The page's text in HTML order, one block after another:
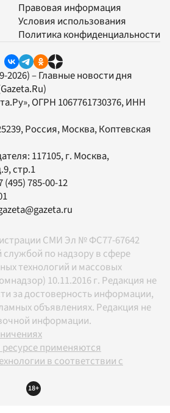
Правовая информация
Условия использования
Политика конфиденциальности
2026) – Главные новости дня
, ОГРН 1067761730376, ИНН
Россия, Москва, Коптевская
117105, г. Москва,
стр.1
(495) 785-00-12
СМИ Эл № ФС77-67642
по надзору в сфере
технологий и массовых
10.11.2016 г. Редакция не
за достоверность информации,
объявлениях. Редакция не
информации.
применяются
в соответствии с
18+